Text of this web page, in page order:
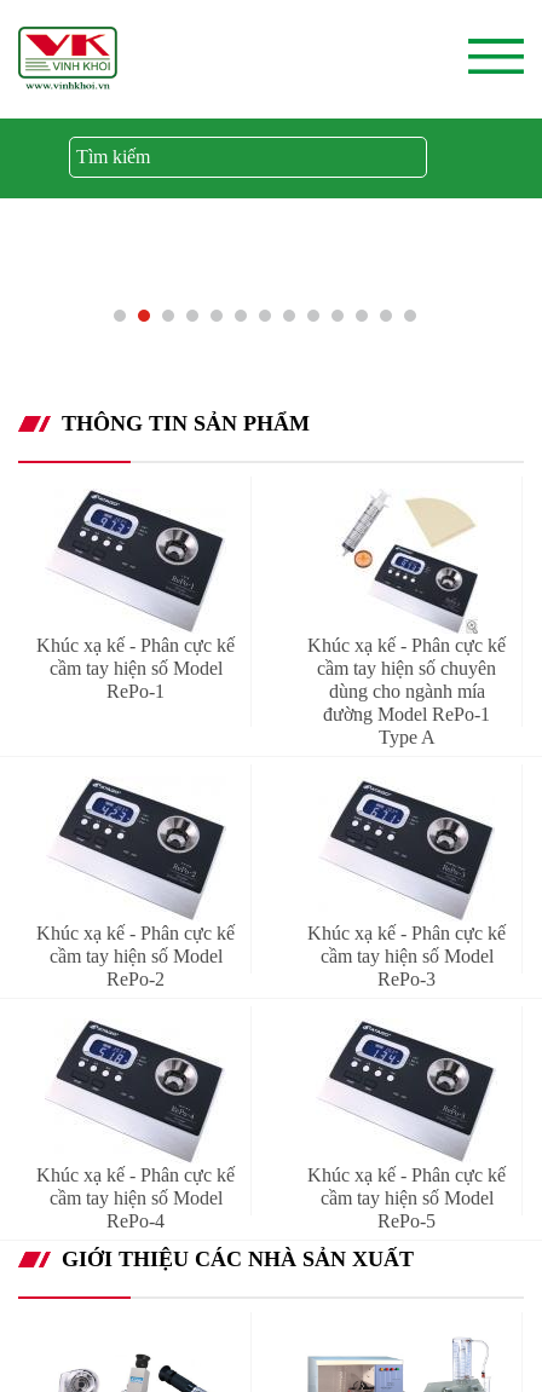
THÔNG TIN SẢN PHẨM
Khúc xạ kế - Phân cực kế
cầm tay hiện số Model
RePo-1
Khúc xạ kế - Phân cực kế
cầm tay hiện số chuyên
dùng cho ngành mía
đường Model RePo-1
Type A
Khúc xạ kế - Phân cực kế
cầm tay hiện số Model
RePo-2
Khúc xạ kế - Phân cực kế
cầm tay hiện số Model
RePo-3
Khúc xạ kế - Phân cực kế
cầm tay hiện số Model
RePo-4
Khúc xạ kế - Phân cực kế
cầm tay hiện số Model
RePo-5
GIỚI THIỆU CÁC NHÀ SẢN XUẤT